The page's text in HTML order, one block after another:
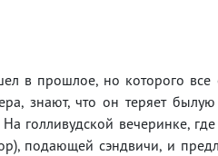
в прошлое, но которого все
знают, что он теряет былую
голливудской вечеринке,
подающей сэндвичи, и